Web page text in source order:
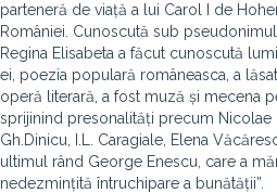
parteneră de viață a lui Carol I de
României. Cunoscută sub
Regina Elisabeta a făcut cunoscută
ei, poezia populară româneasca, a
operă literară, a fost muză și mecena
sprijinind presonalități precum Nicolae
Gh.Dinicu, I.L. Caragiale, Elena
ultimul rând George Enescu, care a
nedezmințită întruchipare a bunătății”.